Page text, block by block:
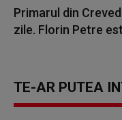
Primarul din
zile. Florin Petre
TE-AR PUTEA